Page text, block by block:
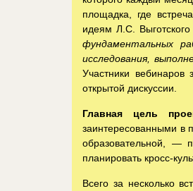
площадка, где
идеям Л.С.
фундаментальных
исследования,
Участники
открытой дискуссии.
Главная цель
заинтересованными в
образовательной, —
планировать кросс-
Всего за несколько